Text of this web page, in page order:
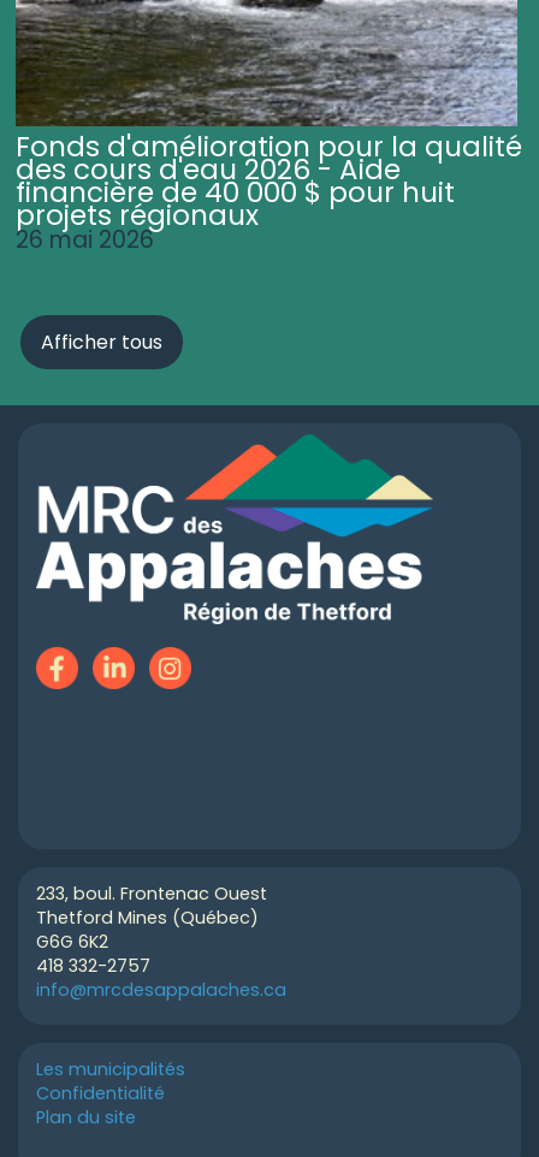
Fonds d'amélioration pour la qualité
des cours d'eau 2026 - Aide
financière de 40 000 $ pour huit
projets régionaux
26 mai 2026
Afficher tous
233, boul. Frontenac Ouest
Thetford Mines (Québec)
G6G 6K2
418 332-2757
info@mrcdesappalaches.ca
Les municipalités
Confidentialité
Plan du site